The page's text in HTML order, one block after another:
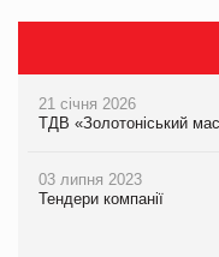
21 січня 2026
ТДВ «Золотоніський
03 липня 2023
Тендери компанії